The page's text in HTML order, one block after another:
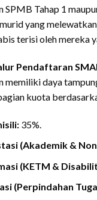
SPMB Tahap 1
yang
terisi oleh mereka
Pendaftaran
memiliki daya
kuota
35%.
(Akademik &
(KETM &
(Perpindahan